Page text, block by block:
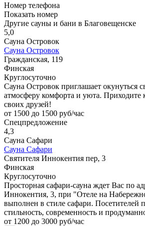
Номер телефона
Показать номер
Другие сауны и бани в Благовещенске
5,0
Сауна Островок
Сауна Островок
Гражданская, 119
Финская
Круглосуточно
Сауна Островок приглашает окунуться
атмосферу комфорта и уюта. Приходите
своих друзей!
от 1500 до 1500 руб/час
Спецпредложение
4,3
Сауна Сафари
Сауна Сафари
Святителя Иннокентия пер, 3
Финская
Круглосуточно
Просторная сафари-сауна ждет Вас по
Иннокентия, 3, при "Отеле на
выполнен в стиле сафари. Посетителей
стильность, современность и
от 1200 до 3000 руб/час